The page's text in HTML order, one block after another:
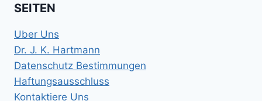
SEITEN
Uber Uns
Dr. J. K. Hartmann
Datenschutz Bestimmungen
Haftungsausschluss
Kontaktiere Uns